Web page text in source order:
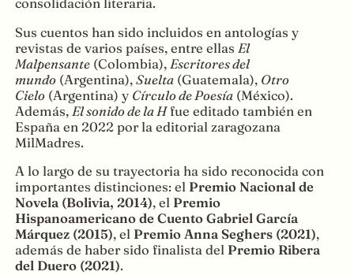
Sus cuentos han sido incluidos en antologías y
revistas de varios países, entre ellas El
Malpensante(Colombia), Escritores del
mundo(Argentina), Suelta(Guatemala), Otro
Cielo(Argentina) y Círculo de Poesía(México).
Además, El sonido de la Hfue editado también en
España en 2022 por la editorial zaragozana
MilMadres.
A lo largo de su trayectoria ha sido reconocida con
importantes distinciones: el Premio Nacional de
Novela (Bolivia, 2014), el Premio
Hispanoamericano de Cuento Gabriel García
Márquez (2015), el Premio Anna Seghers (2021),
además de haber sido finalista del Premio Ribera
del Duero (2021).